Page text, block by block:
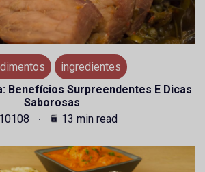
ingredientes
Benefícios Surpreendentes E Dicas
Saborosas
10108
13 min read